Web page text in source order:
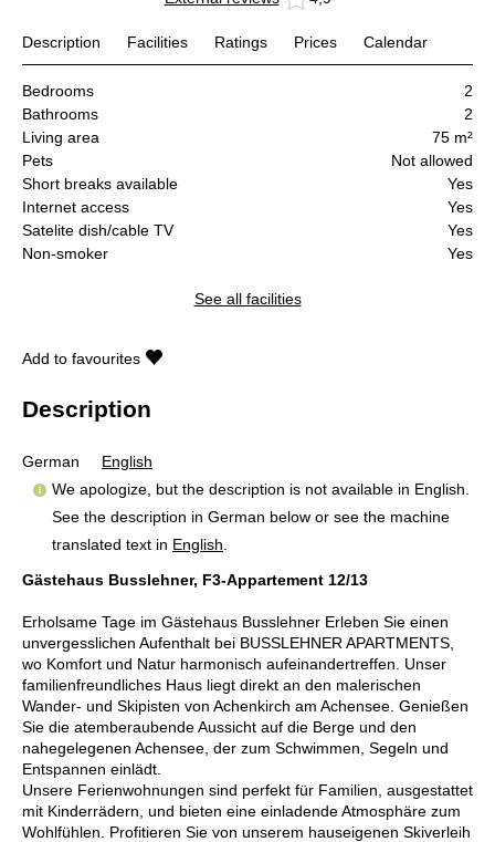
Description Facilities Ratings Prices Calendar
Bedrooms
2
Bathrooms
2
Living area
75 m²
Pets
Not allowed
Short breaks available
Yes
Internet access
Yes
Satelite dish/cable TV
Yes
Non-smoker
Yes
See all facilities
Add to favourites
Description
German
English
We apologize, but the description is not available in English.
See the description in German below or see the machine
translated text in English
Gästehaus Busslehner, F3-Appartement 12/13
Erholsame Tage im Gästehaus Busslehner Erleben Sie einen
unvergesslichen Aufenthalt bei BUSSLEHNER APARTMENTS,
wo Komfort und Natur harmonisch aufeinandertreffen. Unser
familienfreundliches Haus liegt direkt an den malerischen
Wander- und Skipisten von Achenkirch am Achensee. Genießen
Sie die atemberaubende Aussicht auf die Berge und den
nahegelegenen Achensee, der zum Schwimmen, Segeln und
Entspannen einlädt.
Unsere Ferienwohnungen sind perfekt für Familien, ausgestattet
mit Kinderrädern, und bieten eine einladende Atmosphäre zum
Wohlfühlen. Profitieren Sie von unserem hauseigenen Skiverleih